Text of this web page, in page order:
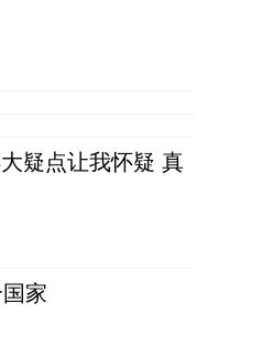
疑点让我怀疑 真
家